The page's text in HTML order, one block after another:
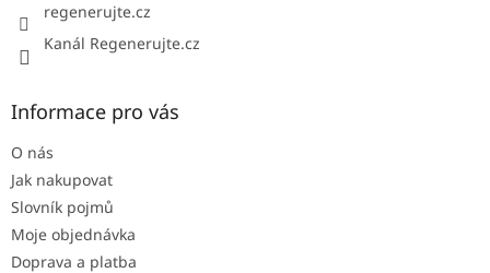
regenerujte.cz
Kanál Regenerujte.cz
Informace pro vás
O nás
Jak nakupovat
Slovník pojmů
Moje objednávka
Doprava a platba